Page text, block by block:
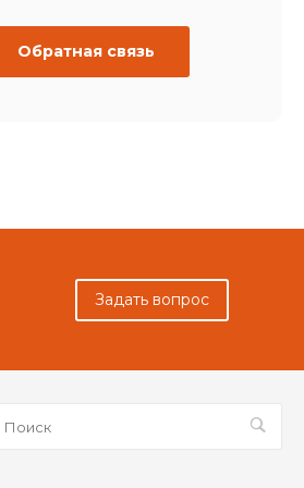
Обратная связь
Задать вопрос